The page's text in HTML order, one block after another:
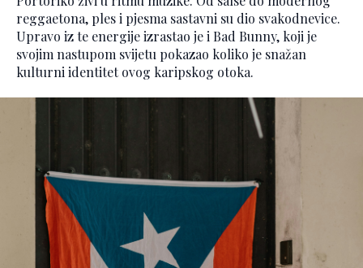
reggaetona, ples i pjesma sastavni su dio svakodnevice.
Upravo iz te energije izrastao je i Bad Bunny, koji je
svojim nastupom svijetu pokazao koliko je snažan
kulturni identitet ovog karipskog otoka.